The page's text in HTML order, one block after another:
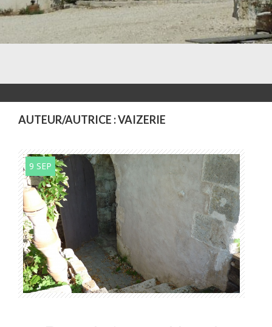
AUTEUR/AUTRICE :VAIZERIE
9 SEP